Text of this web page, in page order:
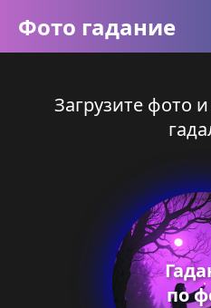
Фото гадание
Загрузите фото
по